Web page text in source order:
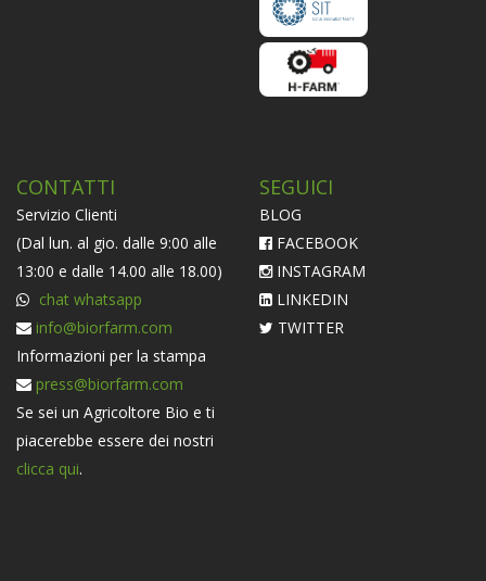
CONTATTI
Servizio Clienti
(Dal lun. al gio. dalle 9:00 alle
13:00 e dalle 14.00 alle 18.00)
chat whatsapp
info@biorfarm.com
Informazioni per la stampa
press@biorfarm.com
Se sei un Agricoltore Bio e ti
piacerebbe essere dei nostri
clicca qui.
SEGUICI
BLOG
FACEBOOK
INSTAGRAM
LINKEDIN
TWITTER